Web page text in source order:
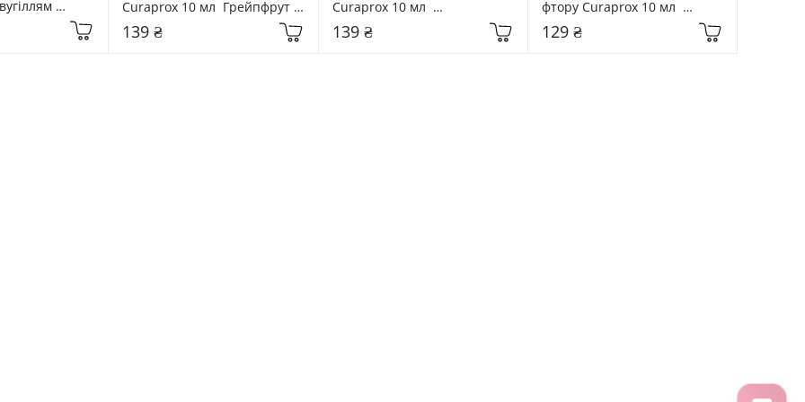
Curaprox 10 мл  Грейпфрут &
139 ₴
Curaprox 10 мл
139 ₴
фтору Curaprox 10 мл
129 ₴